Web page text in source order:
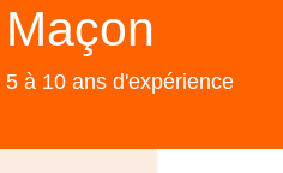
Maçon
5 à 10 ans d'expérience